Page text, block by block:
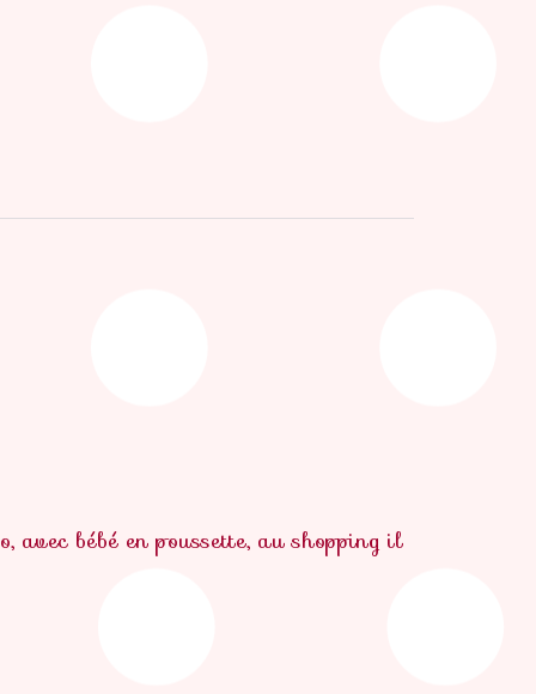
bébé en poussette, au shopping il